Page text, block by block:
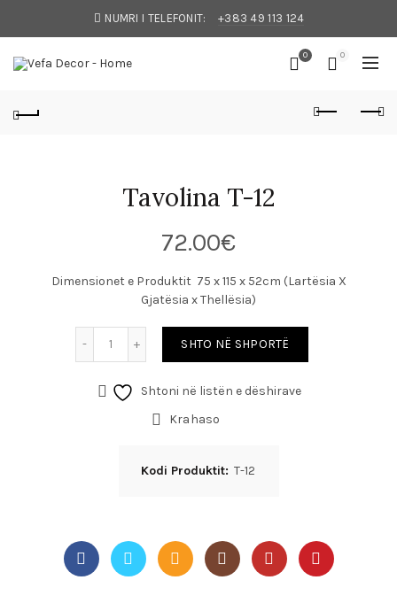
NUMRI I TELEFONIT: +383 49 113 124
0 0
Tavolina T-12
72.00€
Dimensionet e Produktit 75 x 115 x 52cm (Lartësia X
Gjatësia x Thellësia)
SHTO NË SHPORTË
Shtoni në listën e dëshirave
Krahaso
Kodi Produktit: T-12